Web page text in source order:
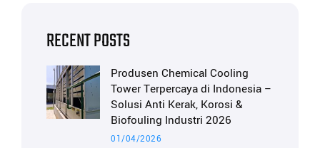
RECENT POSTS
Produsen Chemical Cooling
Tower Terpercaya di Indonesia –
Solusi Anti Kerak, Korosi &
Biofouling Industri 2026
01/04/2026